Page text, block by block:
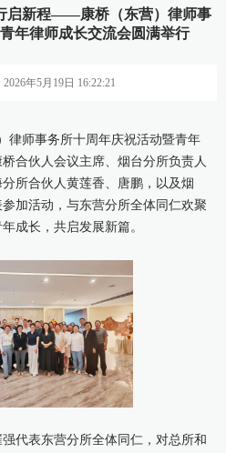
桥党建
治研究院
出版
启新程——康桥（东营）律师事
年律师成长交流会圆满举行
年5月19日 16:22:21
律师事务所十周年庆祝活动暨青年
合伙人会议主席、烟台分所负责人
所合伙人黄莲香、唐鹏，以及烟
加活动，与东营分所全体同仁欢聚
成长，共启发展新篇。
代表东营分所全体同仁，对总所和